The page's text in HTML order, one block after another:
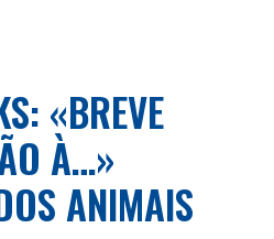
«BREVE
À…»
ANIMAIS